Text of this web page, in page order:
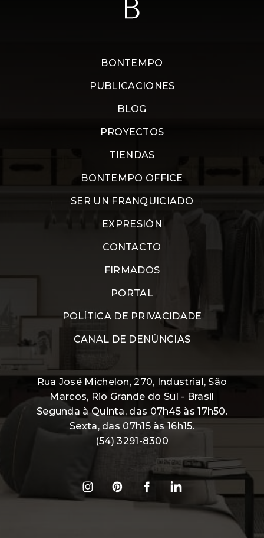
BONTEMPO
PUBLICACIONES
BLOG
PROYECTOS
TIENDAS
BONTEMPO OFFICE
SER UN FRANQUICIADO
EXPRESIÓN
CONTACTO
FIRMADOS
PORTAL
POLÍTICA DE PRIVACIDADE
CANAL DE DENÚNCIAS
Rua José Michelon, 270, Industrial, São
Marcos, Rio Grande do Sul - Brasil
Segunda à Quinta, das 07h45 às 17h50.
Sexta, das 07h15 às 16h15.
(54) 3291-8300